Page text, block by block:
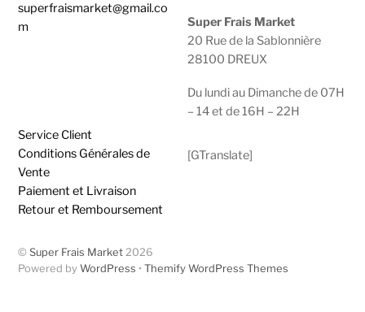
superfraismarket@gmail.co
m
Service Client
Conditions Générales de
Vente
Paiement et Livraison
Retour et Remboursement
Super Frais Market
20 Rue de la Sablonnière
28100 DREUX
Du lundi au Dimanche de 07H
– 14 et de 16H – 22H
[GTranslate]
©Super Frais Market 2026
Powered byWordPress •Themify WordPress Themes